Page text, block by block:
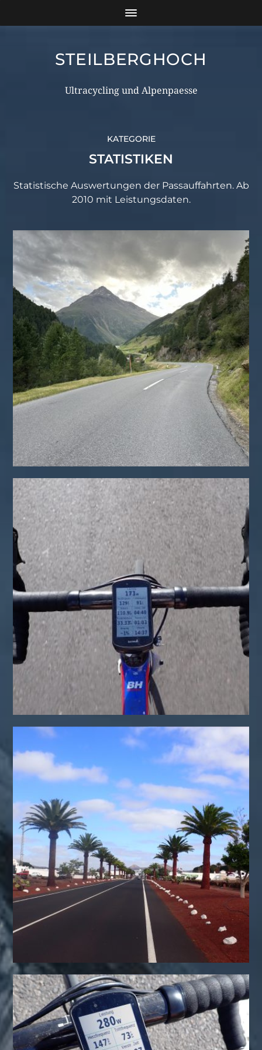
STEILBERGHOCH
Ultracycling und Alpenpaesse
KATEGORIE
STATISTIKEN
Statistische Auswertungen der Passauffahrten. Ab
2010 mit Leistungsdaten.